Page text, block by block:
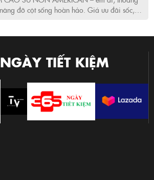
đỡ cột sống hoàn hảo. Giá ưu đãi sốc,
TIẾT KIỆM